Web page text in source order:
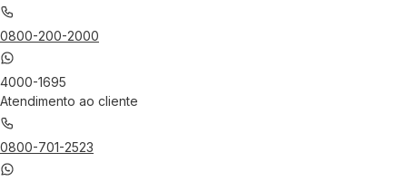
0800-200-2000
4000-1695
Atendimento ao cliente
0800-701-2523